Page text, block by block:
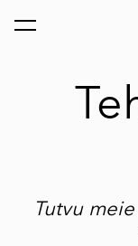
lisati ostukorvi.
Tutvu